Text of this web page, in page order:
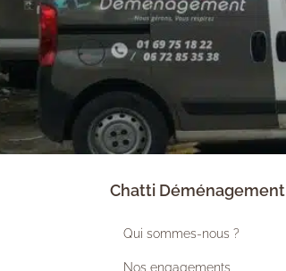
Chatti Déménagement
Qui sommes-nous ?
Nos engagements